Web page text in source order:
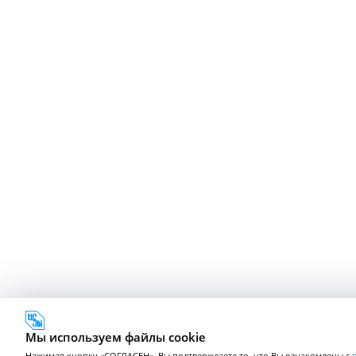
Мы используем файлы cookie